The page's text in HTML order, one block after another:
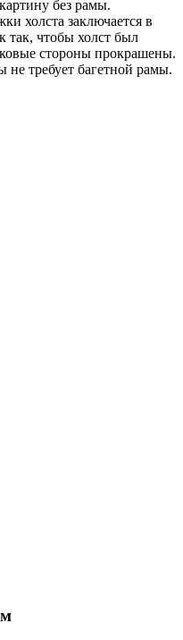
без рамы.
холста заключается в
так, чтобы холст был
стороны прокрашены.
требует багетной рамы.